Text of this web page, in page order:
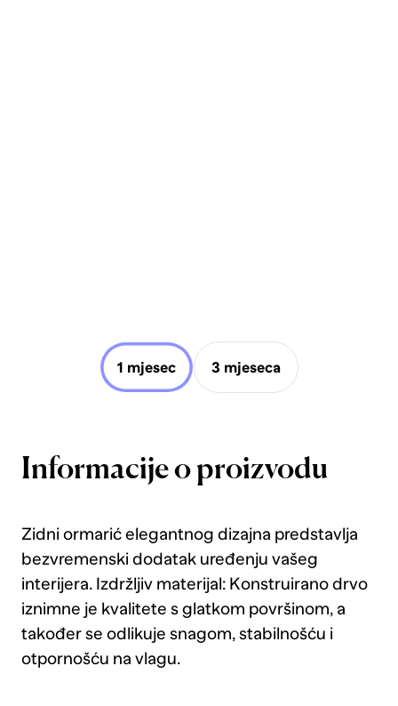
1 mjesec 3 mjeseca
Informacije o proizvodu
Zidni ormarić elegantnog dizajna predstavlja
bezvremenski dodatak uređenju vašeg
interijera. Izdržljiv materijal: Konstruirano drvo
iznimne je kvalitete s glatkom površinom, a
također se odlikuje snagom, stabilnošću i
otpornošću na vlagu.